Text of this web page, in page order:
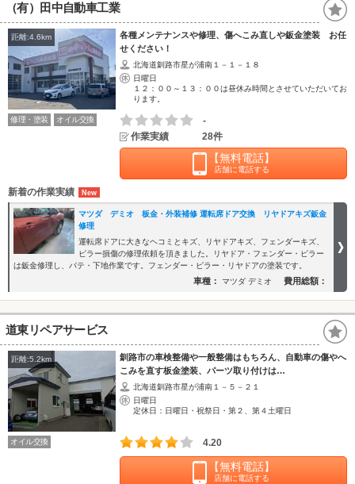
（有）田中自動車工業
距離:4.6km
各種メンテナンスや修理、傷へこみ直しや鈑金塗装 お任
せください！
北海道釧路市星が浦南１－１－１８
日曜日
１２：００～１３：００は昼休み時間とさせていただいてお
ります。
修理・塗装 オイル交換
-
作業実績
28件
【無料電話】
店舗に電話する
新着の作業実績
マツダ デミオ 板金・外装補修 運転席ドア交換 リヤドアキズ鈑金
修理
運転席ドアに大きなヘコミとキズ、リヤドアキズ、フェンダーキズ、
ピラー損傷の修理依頼を頂きました。リヤドア・フェンダー・ピラー
は鈑金修理し、パテ・下地作業です。フェンダー・ピラー・リヤドアの塗装です。
車種： マツダ デミオ 費用総額：
道東リペアサービス
距離:5.2km
釧路市の車検整備や一般整備はもちろん、自動車の傷やへ
こみを直す板金塗装、パーツ取り付けは…
北海道釧路市星が浦南１－５－２１
日曜日
定休日：日曜日・祝祭日・第２、第４土曜日
オイル交換 4.20
【無料電話】
店舗に電話する